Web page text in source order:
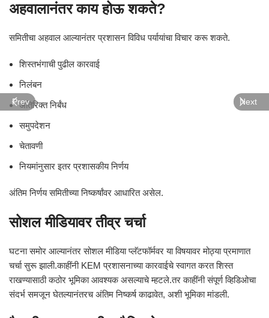
अहवालानंतर काय होऊ शकते?
समितीचा अहवाल आल्यानंतर प्रशासन विविध पर्यायांचा विचार करू शकते.
शिस्तभंगाची पुढील कारवाई
निलंबन
अतिरिक्त निर्बंध
समुपदेशन
चेतावणी
नियमांनुसार इतर प्रशासकीय निर्णय
अंतिम निर्णय समितीच्या निष्कर्षांवर आधारित असेल.
सोशल मीडियावर तीव्र चर्चा
घटना समोर आल्यानंतर सोशल मीडिया प्लॅटफॉर्मवर या विषयावर मोठ्या प्रमाणात
चर्चा सुरू झाली.काहींनी KEM प्रशासनाच्या कारवाईचे स्वागत करत शिस्त
राखण्यासाठी कठोर भूमिका आवश्यक असल्याचे म्हटले.तर काहींनी संपूर्ण व्हिडिओचा
संदर्भ समजून घेतल्यानंतरच अंतिम निष्कर्ष काढावेत, अशी भूमिका मांडली.
Prev Next